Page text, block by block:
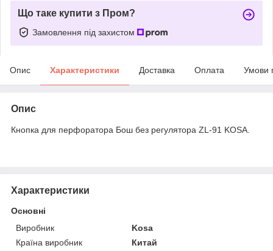
Що таке купити з Пром?
Замовлення під захистом
Опис Характеристики Доставка Оплата Умови
Опис
Кнопка для перфоратора Бош без регулятора ZL-91 KOSA.
Характеристики
Основні
Виробник
Kosa
Країна виробник
Китай